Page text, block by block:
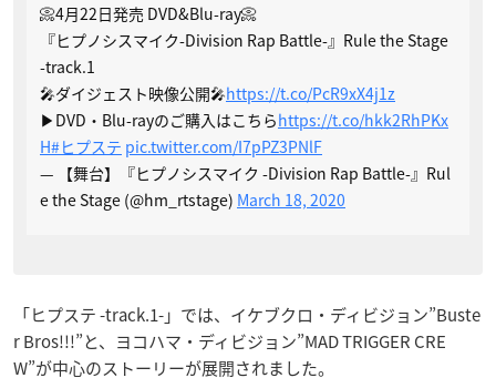
📀4月22日発売 DVD&Blu-ray📀
『ヒプノシスマイク-Division Rap Battle-』Rule the Stage
-track.1
🎤ダイジェスト映像公開🎤https://t.co/PcR9xX4j1z
▶DVD・Blu-rayのご購入はこちらhttps://t.co/hkk2RhPKx
H#ヒプステ pic.twitter.com/I7pPZ3PNlF
— 【舞台】『ヒプノシスマイク -Division Rap Battle-』Rul
e the Stage (@hm_rtstage) March 18, 2020
「ヒプステ -track.1-」では、イケブクロ・ディビジョン”Buste
r Bros!!!”と、ヨコハマ・ディビジョン”MAD TRIGGER CRE
W”が中心のストーリーが展開されました。